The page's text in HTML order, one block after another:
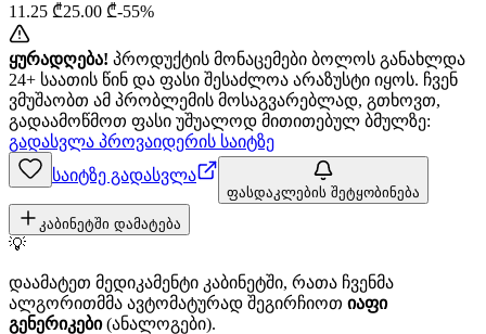
11.25 ₾25.00 ₾-55%
ყურადღება! პროდუქტის მონაცემები ბოლოს განახლდა
24+ საათის წინ და ფასი შესაძლოა არაზუსტი იყოს. ჩვენ
ვმუშაობთ ამ პრობლემის მოსაგვარებლად, გთხოვთ,
გადაამოწმოთ ფასი უშუალოდ მითითებულ ბმულზე:
გადასვლა პროვაიდერის საიტზე
საიტზე გადასვლა
ფასდაკლების შეტყობინება
კაბინეტში დამატება
💡
დაამატეთ მედიკამენტი კაბინეტში, რათა ჩვენმა
ალგორითმმა ავტომატურად შეგირჩიოთ იაფი
გენერიკები(ანალოგები).